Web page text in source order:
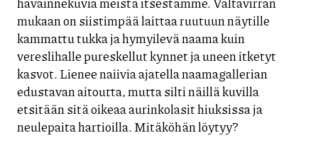
mukaan on siistimpää laittaa ruutuun näytille
kammattu tukka ja hymyilevä naama kuin
vereslihalle pureskellut kynnet ja uneen itketyt
kasvot. Lienee naiivia ajatella naamagallerian
edustavan aitoutta, mutta silti näillä kuvilla
etsitään sitä oikeaa aurinkolasit hiuksissa ja
neulepaita hartioilla. Mitäköhän löytyy?